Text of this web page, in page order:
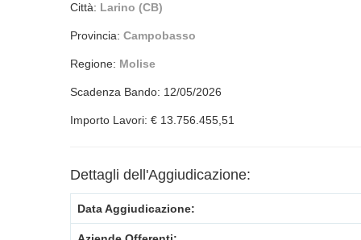
Città: Larino (CB)
Provincia: Campobasso
Regione: Molise
Scadenza Bando: 12/05/2026
Importo Lavori: € 13.756.455,51
Dettagli dell'Aggiudicazione:
Data Aggiudicazione: